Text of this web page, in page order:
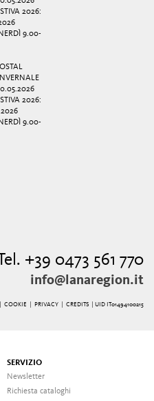
2026:
9.00-
2026:
9.00-
+39 0473 561 770
info@lanaregion.it
COOKIE PRIVACY| CREDITS | UID IT01494100215
SERVIZIO
Newsletter
Richiesta cataloghi